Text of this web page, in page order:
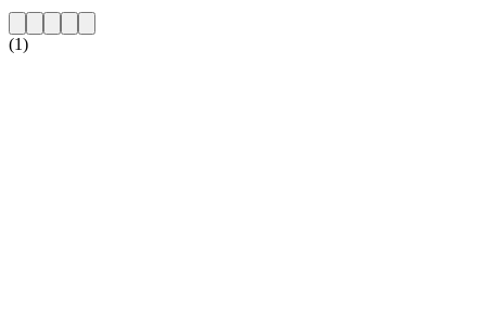
(1)